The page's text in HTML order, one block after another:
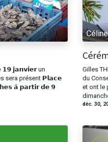
𝗷𝗮𝗻𝘃𝗶𝗲𝗿 un
sera présent 𝗣𝗹𝗮𝗰𝗲
𝗮̀ 𝗽𝗮𝗿𝘁𝗶𝗿 𝗱𝗲 𝟵
Gilles
du
et ont le
déc. 30,
Déportés 37140 Chouzé-